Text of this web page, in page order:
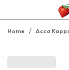
Home / Acca